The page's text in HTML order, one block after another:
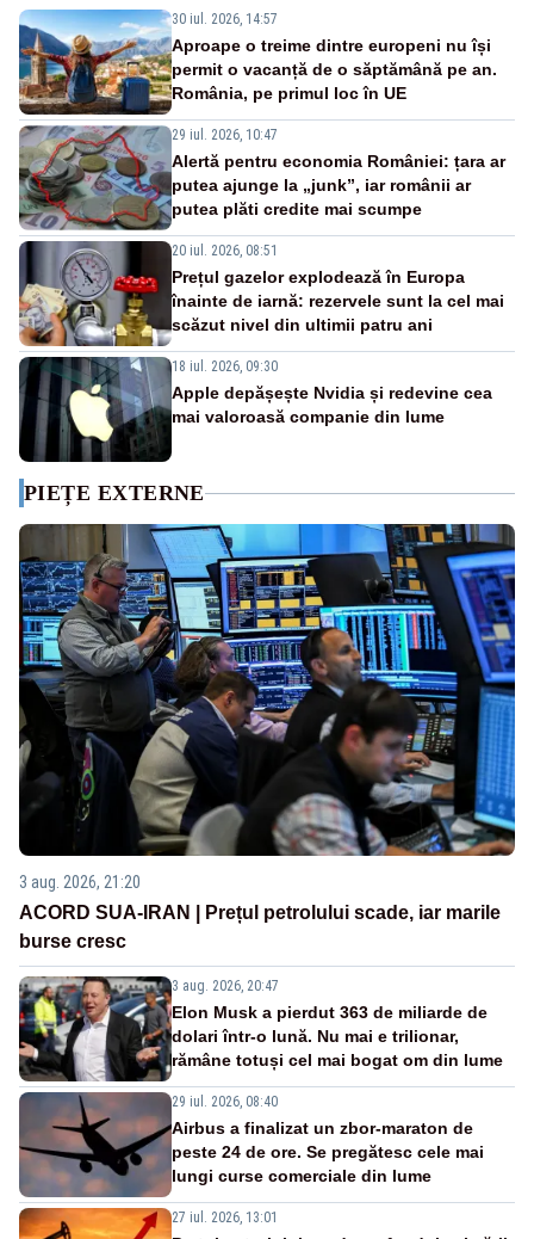
30 iul. 2026, 14:57
Aproape o treime dintre europeni nu își
permit o vacanță de o săptămână pe an.
România, pe primul loc în UE
29 iul. 2026, 10:47
Alertă pentru economia României: țara ar
putea ajunge la „junk”, iar românii ar
putea plăti credite mai scumpe
20 iul. 2026, 08:51
Prețul gazelor explodează în Europa
înainte de iarnă: rezervele sunt la cel mai
scăzut nivel din ultimii patru ani
18 iul. 2026, 09:30
Apple depășește Nvidia și redevine cea
mai valoroasă companie din lume
PIEȚE EXTERNE
3 aug. 2026, 21:20
ACORD SUA-IRAN | Prețul petrolului scade, iar marile
burse cresc
3 aug. 2026, 20:47
Elon Musk a pierdut 363 de miliarde de
dolari într-o lună. Nu mai e trilionar,
rămâne totuși cel mai bogat om din lume
29 iul. 2026, 08:40
Airbus a finalizat un zbor-maraton de
peste 24 de ore. Se pregătesc cele mai
lungi curse comerciale din lume
27 iul. 2026, 13:01